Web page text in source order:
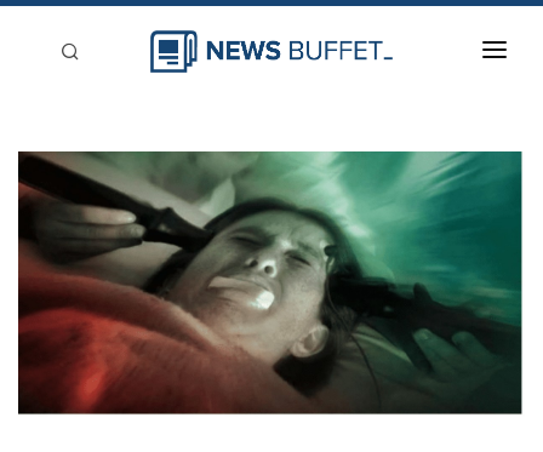
新聞稿分類
登入
刊登